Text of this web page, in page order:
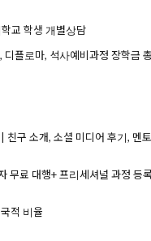
교 학생 개별상담
디플로마, 석사예비과정 장학금
친구 소개, 소셜 미디어 후기, 멘토
무료 대행+ 프리세셔널 과정 등록
적 비율